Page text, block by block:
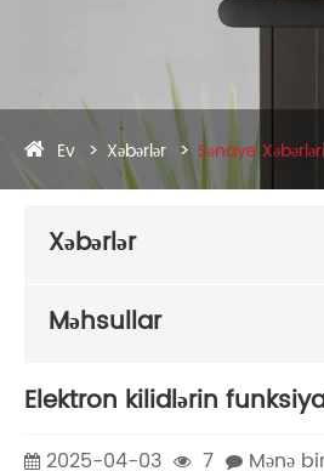
Ev Xəbərlər Sənaye Xəbərləri
Xəbərlər
Məhsullar
Elektron kilidlərin
2025-04-03 7
Mənə